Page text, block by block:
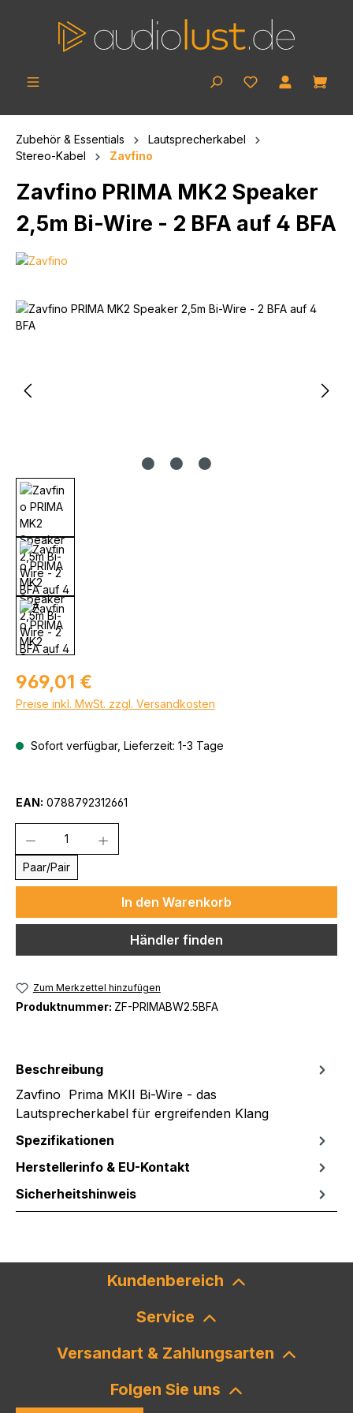
Zubehör & Essentials
Lautsprecherkabel
Stereo-Kabel
Zavfino
Zavfino PRIMA MK2 Speaker
2,5m Bi-Wire - 2 BFA auf 4 BFA
Bildergalerie überspringen
Regulärer Preis:
969,01 €
Preise inkl. MwSt. zzgl. Versandkosten
Sofort verfügbar, Lieferzeit: 1-3 Tage
EAN: 0788792312661
Paar/Pair
In den Warenkorb
Händler finden
Zum Merkzettel hinzufügen
Produktnummer: ZF-PRIMABW2.5BFA
Beschreibung
Zavfino Prima MKII Bi-Wire - das
Lautsprecherkabel für ergreifenden Klang
Spezifikationen
Herstellerinfo & EU-Kontakt
Sicherheitshinweis
Kundenbereich
Service
Versandart & Zahlungsarten
Folgen Sie uns